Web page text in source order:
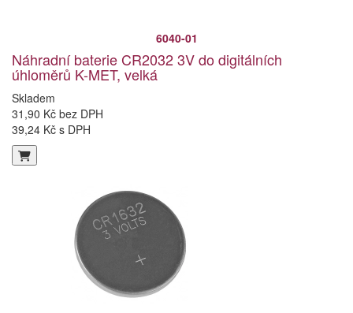
6040-01
Náhradní baterie CR2032 3V do digitálních
úhloměrů K-MET, velká
Skladem
31,90 Kč bez DPH
39,24 Kč s DPH